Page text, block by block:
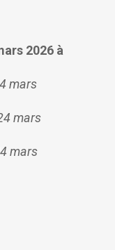
2026 à
mars
mars
mars